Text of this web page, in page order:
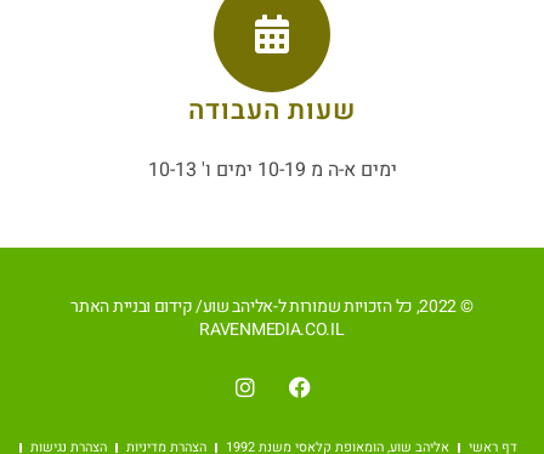
שעות העבודה
ימים א-ה מ 10-19 ימים ו' 10-13
© 2022, כל הזכויות שמורות ל-אליהב שוע/ קידום ובניית האתר
RAVENMEDIA.CO.IL
דף ראשי אליהב שוע, הומאופת קלאסי משנת 1992 הצהרת מדיניות הצהרת נגישות